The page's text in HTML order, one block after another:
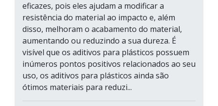
eficazes, pois eles ajudam a modificar a
resistência do material ao impacto e, além
disso, melhoram o acabamento do material,
aumentando ou reduzindo a sua dureza. É
visível que os aditivos para plásticos possuem
inúmeros pontos positivos relacionados ao seu
uso, os aditivos para plásticos ainda são
ótimos materiais para reduzi...